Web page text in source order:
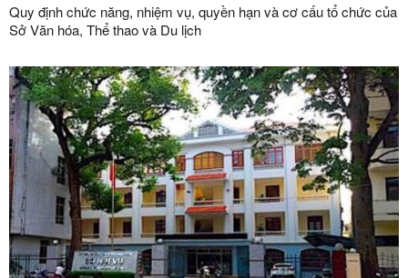
Quy định chức năng, nhiệm vụ, quyền hạn và cơ cấu tổ chức của
Sở Văn hóa, Thể thao và Du lịch